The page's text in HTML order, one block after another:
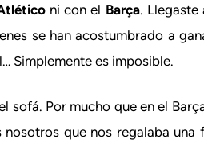
ni con el Barça. Llegaste
se han acostumbrado a
Simplemente es imposible.
Por mucho que en el
que nos regalaba una